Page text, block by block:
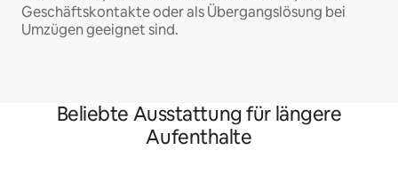
Geschäftskontakte oder als Übergangslösung bei
Umzügen geeignet sind.
Beliebte Ausstattung für längere
Aufenthalte